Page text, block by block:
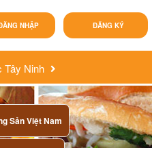
ĐĂNG KÝ
NHẬP
Tây Ninh
hủ tiếu tây ninh
Sản Việt Nam